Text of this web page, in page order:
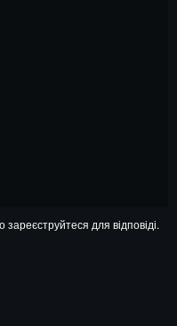
зареєструйтеся для відповіді.